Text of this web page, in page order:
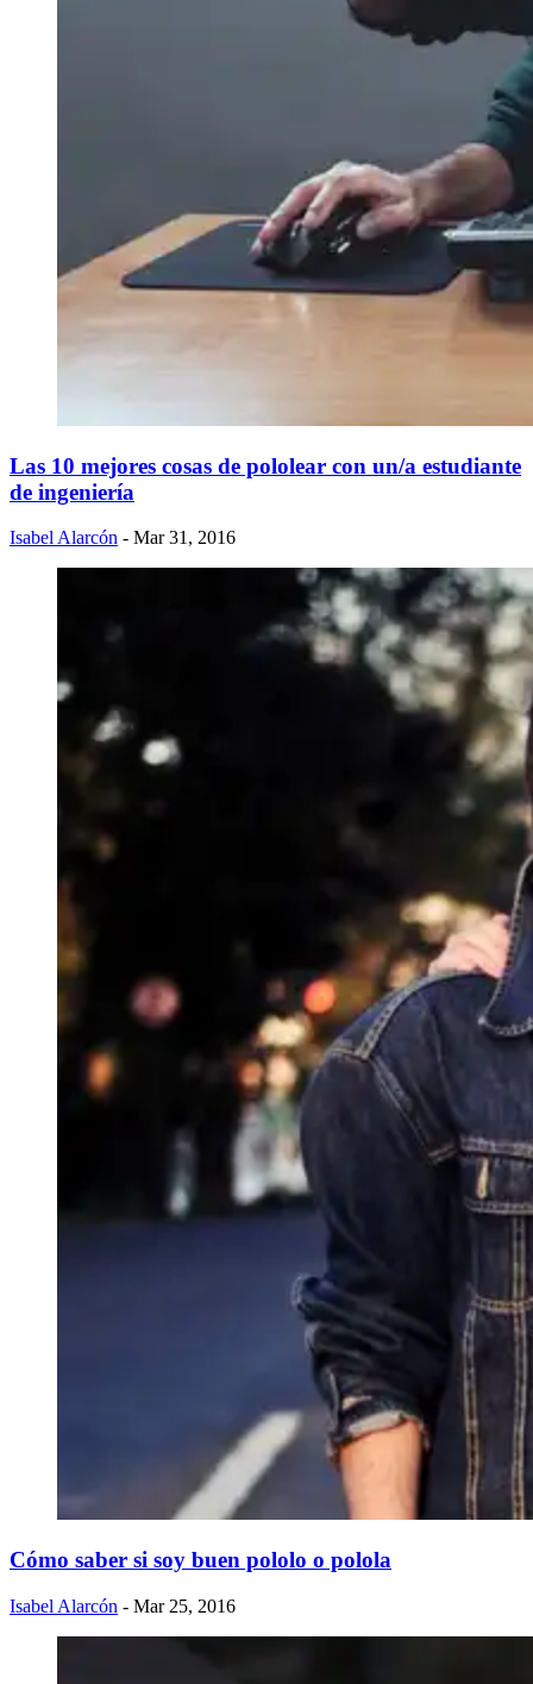
Las 10 mejores cosas de pololear con un/a estudiante
de ingeniería
Isabel Alarcón - Mar 31, 2016
Cómo saber si soy buen pololo o polola
Isabel Alarcón - Mar 25, 2016